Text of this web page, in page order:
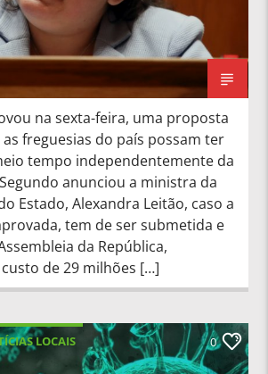
na sexta-feira, uma proposta
freguesias do país possam ter
tempo independentemente da
anunciou a ministra da
Estado, Alexandra Leitão, caso a
tem de ser submetida e
da República,
de 29 milhões […]
LOCAIS
0